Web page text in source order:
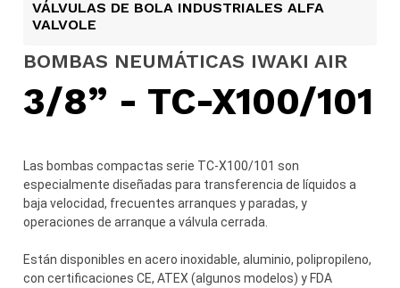
VÁLVULAS DE BOLA INDUSTRIALES ALFA
VALVOLE
BOMBAS NEUMÁTICAS IWAKI AIR
3/8” - TC-X100/101
Las bombas compactas serie TC-X100/101 son
especialmente diseñadas para transferencia de líquidos a
baja velocidad, frecuentes arranques y paradas, y
operaciones de arranque a válvula cerrada.
Están disponibles en acero inoxidable, aluminio, polipropileno,
con certificaciones CE, ATEX (algunos modelos) y FDA